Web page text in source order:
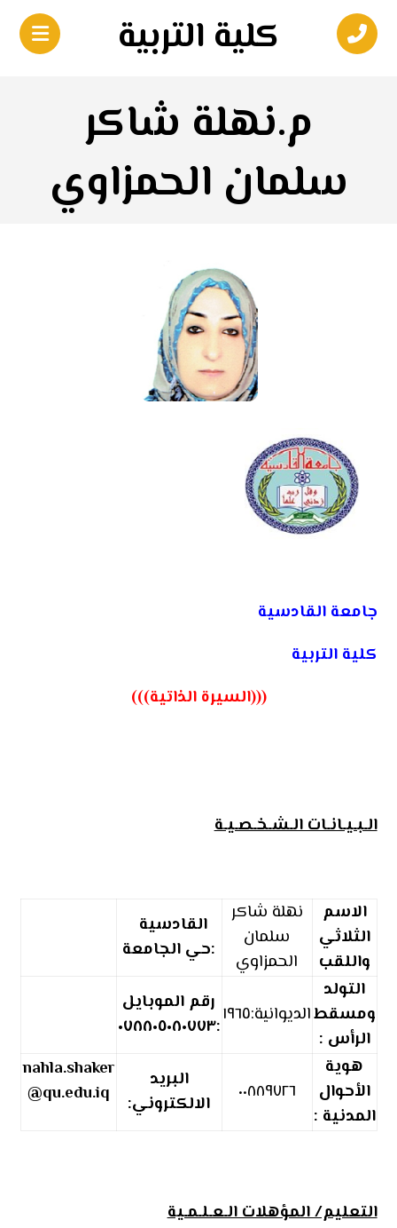
كلية التربية
م.نهلة شاكر
سلمان الحمزاوي
جامعة القادسية
كلية التربية
(((السيرة الذاتية)))
الـبـيـانـات الـشـخـصـيـة
الاسم
الثلاثي
واللقب
نهلة شاكر
سلمان
الحمزاوي
القادسية
:حي الجامعة
التولد
ومسقط
الرأس :
الديوانية:١٩٦٥
رقم الموبايل
:٠٧٨٨٠٥٠٨٠٧٧٣
هوية
الأحوال
المدنية :
٠٠٨٨٩٧٢٦
البريد
الالكتروني:
nahla.shaker
@qu.edu.iq
التعليم/ المؤهلات الـعـلـمـية